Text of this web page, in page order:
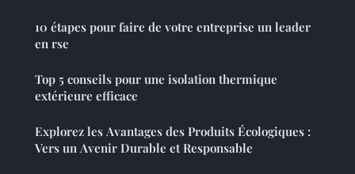
10 étapes pour faire de votre entreprise un leader
en rse
Top 5 conseils pour une isolation thermique
extérieure efficace
Explorez les Avantages des Produits Écologiques :
Vers un Avenir Durable et Responsable